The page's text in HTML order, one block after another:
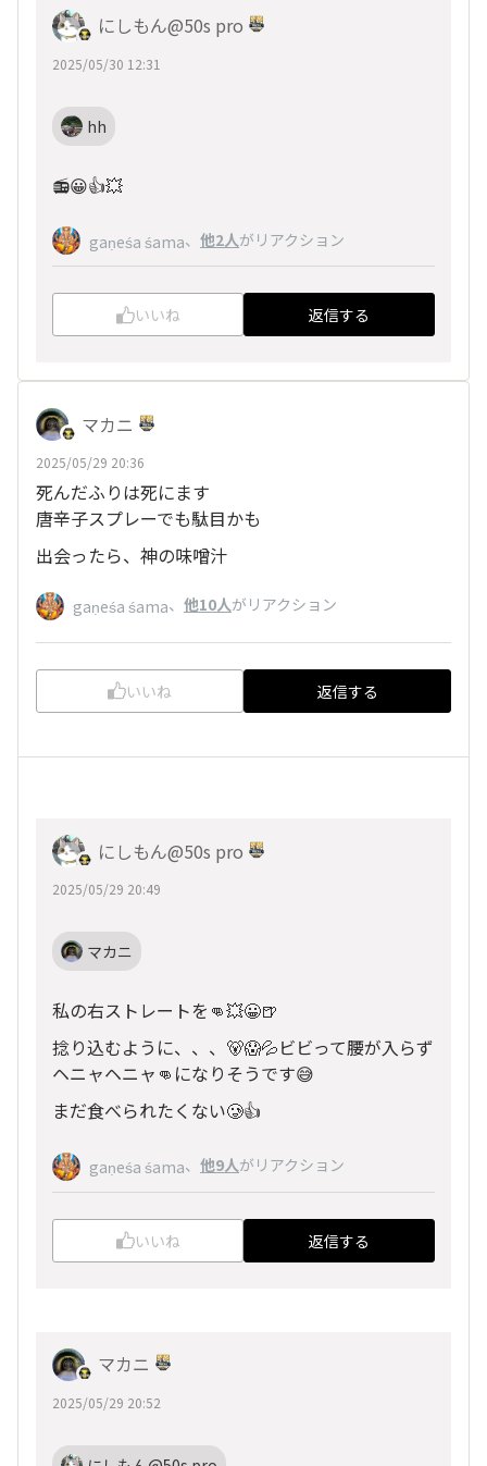
にしもん@50s pro
2025/05/30 12:31
hh
📻️😀👍💥
gaṇeśa śama、 他2人がリアクション
いいね 返信する
マカニ
2025/05/29 20:36
死んだふりは死にます
唐辛子スプレーでも駄目かも
出会ったら、神の味噌汁
gaṇeśa śama、 他10人がリアクション
いいね 返信する
にしもん@50s pro
2025/05/29 20:49
マカニ
私の右ストレートを👊💥😀🍺
捻り込むように、、、🐻😱💦ビビって腰が入らず
ヘニャヘニャ👊になりそうです😅
まだ食べられたくない🥲👍
gaṇeśa śama、 他9人がリアクション
いいね 返信する
マカニ
2025/05/29 20:52